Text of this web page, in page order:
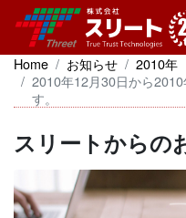
Home お知らせ
2010年
2010年12月30日から
す。
スリートからの